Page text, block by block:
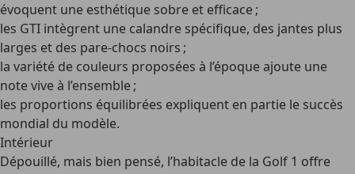
évoquent une esthétique sobre et efficace ;
les GTI intègrent une calandre spécifique, des jantes plus
larges et des pare-chocs noirs ;
la variété de couleurs proposées à l’époque ajoute une
note vive à l’ensemble ;
les proportions équilibrées expliquent en partie le succès
mondial du modèle.
Intérieur
Dépouillé, mais bien pensé, l’habitacle de la Golf 1 offre